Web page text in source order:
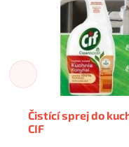
Čistící sprej do
CIF